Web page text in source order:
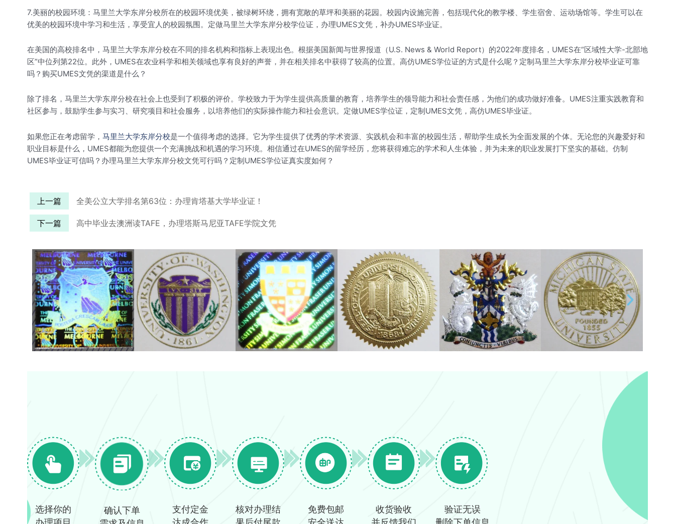
7.美丽的校园环境：马里兰大学东岸分校所在的校园环境优美，被绿树环绕，拥有宽敞的草坪和美丽的花园。校园内设施完善，包括现代化的教学楼、学生宿舍、运动场馆等。学生可以在
优美的校园环境中学习和生活，享受宜人的校园氛围。定做马里兰大学东岸分校学位证，办理UMES文凭，补办UMES毕业证。
在美国的高校排名中，马里兰大学东岸分校在不同的排名机构和指标上表现出色。根据美国新闻与世界报道（U.S. News & World Report）的2022年度排名，UMES在“区域性大学-北部地
区”中位列第22位。此外，UMES在农业科学和相关领域也享有良好的声誉，并在相关排名中获得了较高的位置。高仿UMES学位证的方式是什么呢？定制马里兰大学东岸分校毕业证可靠
吗？购买UMES文凭的渠道是什么？
除了排名，马里兰大学东岸分校在社会上也受到了积极的评价。学校致力于为学生提供高质量的教育，培养学生的领导能力和社会责任感，为他们的成功做好准备。UMES注重实践教育和
社区参与，鼓励学生参与实习、研究项目和社会服务，以培养他们的实际操作能力和社会意识。定做UMES学位证，定制UMES文凭，高仿UMES毕业证。
如果您正在考虑留学， 马里兰大学东岸分校是一个值得考虑的选择。它为学生提供了优秀的学术资源、实践机会和丰富的校园生活，帮助学生成长为全面发展的个体。无论您的兴趣爱好和
职业目标是什么，UMES都能为您提供一个充满挑战和机遇的学习环境。相信通过在UMES的留学经历，您将获得难忘的学术和人生体验，并为未来的职业发展打下坚实的基础。仿制
UMES毕业证可信吗？办理马里兰大学东岸分校文凭可行吗？定制UMES学位证真实度如何？
上一篇 全美公立大学排名第63位：办理肯塔基大学毕业证！
下一篇 高中毕业去澳洲读TAFE，办理塔斯马尼亚TAFE学院文凭
选择你的
确认下单
支付定金
核对办理结
免费包邮
收货验收
验证无误